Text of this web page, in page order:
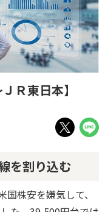
Ｒ東日本】
を割り込む
株安を嫌気して、